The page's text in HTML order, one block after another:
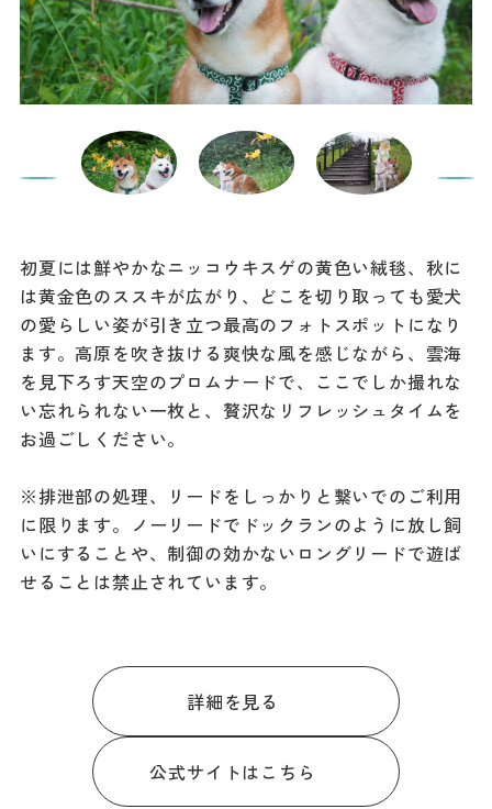
初夏には鮮やかなニッコウキスゲの黄色い絨毯、秋に
は黄金色のススキが広がり、どこを切り取っても愛犬
の愛らしい姿が引き立つ最高のフォトスポットになり
ます。高原を吹き抜ける爽快な風を感じながら、雲海
を見下ろす天空のプロムナードで、ここでしか撮れな
い忘れられない一枚と、贅沢なリフレッシュタイムを
お過ごしください。
※排泄部の処理、リードをしっかりと繋いでのご利用
に限ります。ノーリードでドックランのように放し飼
いにすることや、制御の効かないロングリードで遊ば
せることは禁止されています。
詳細を見る
公式サイトはこちら